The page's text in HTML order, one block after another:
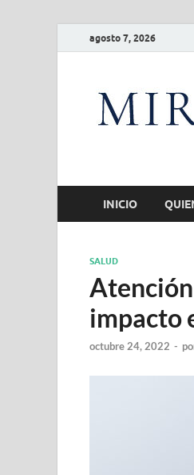
agosto 7, 2026
INICIO
SALUD
impacto
octubre 24, 2022 -